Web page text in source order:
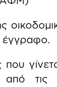
που
από τις